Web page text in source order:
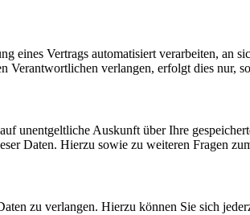
Vertrags automatisiert verarbeiten, an
Verantwortlichen verlangen, erfolgt dies nur,
unentgeltliche Auskunft über Ihre
Daten. Hierzu sowie zu weiteren Fragen
zu verlangen. Hierzu können Sie sich